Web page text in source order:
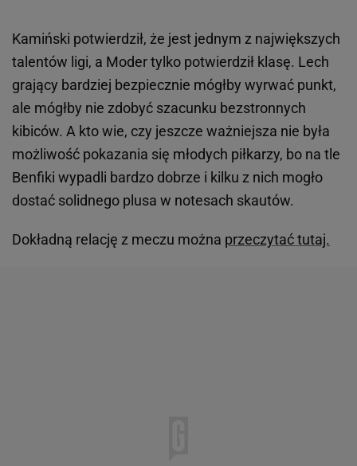
Kamiński potwierdził, że jest jednym z największych
talentów ligi, a Moder tylko potwierdził klasę. Lech
grający bardziej bezpiecznie mógłby wyrwać punkt,
ale mógłby nie zdobyć szacunku bezstronnych
kibiców. A kto wie, czy jeszcze ważniejsza nie była
możliwość pokazania się młodych piłkarzy, bo na tle
Benfiki wypadli bardzo dobrze i kilku z nich mogło
dostać solidnego plusa w notesach skautów.
Dokładną relację z meczu można przeczytać tutaj.